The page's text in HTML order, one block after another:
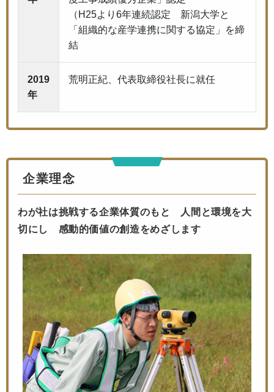
（H25より6年連続認定 新潟大学と
「組織的な産学連携に関する協定」を締
結
2019
年
荒明正紀、代表取締役社長に就任
企業理念
わが社は挑戦する企業体質のもと 人間と環境を大
切にし 感動的価値の創造をめざします